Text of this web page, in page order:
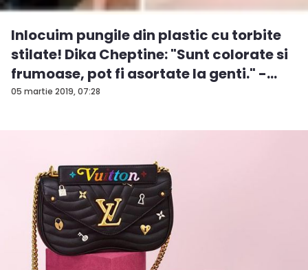
05 martie 2019, 07:28
Inlocuim pungile din plastic cu torbite
stilate! Dika Cheptine: "Sunt colorate si
frumoase, pot fi asortate la genti." -
VID...